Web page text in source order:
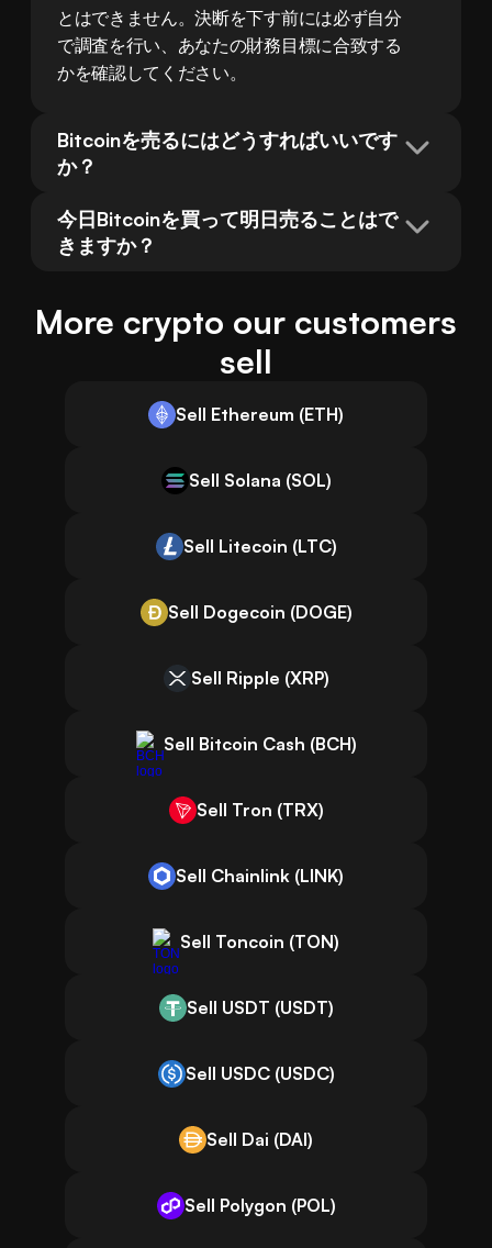
とはできません。決断を下す前には必ず自分
で調査を行い、あなたの財務目標に合致する
かを確認してください。
Bitcoinを売るにはどうすればいいです
か？
今日Bitcoinを買って明日売ることはで
きますか？
More crypto our customers
sell
Sell Ethereum (ETH)
Sell Solana (SOL)
Sell Litecoin (LTC)
Sell Dogecoin (DOGE)
Sell Ripple (XRP)
Sell Bitcoin Cash (BCH)
Sell Tron (TRX)
Sell Chainlink (LINK)
Sell Toncoin (TON)
Sell USDT (USDT)
Sell USDC (USDC)
Sell Dai (DAI)
Sell Polygon (POL)